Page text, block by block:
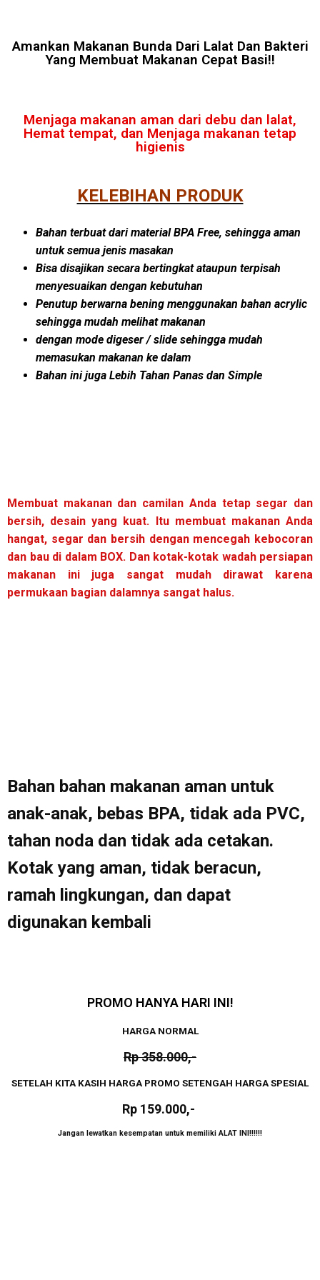
Amankan Makanan Bunda Dari Lalat Dan Bakteri
Yang Membuat Makanan Cepat Basi!!
Menjaga makanan aman dari debu dan lalat,
Hemat tempat, dan Menjaga makanan tetap
higienis
KELEBIHAN PRODUK
Bahan terbuat dari material BPA Free, sehingga aman
untuk semua jenis masakan
Bisa disajikan secara bertingkat ataupun terpisah
menyesuaikan dengan kebutuhan
Penutup berwarna bening menggunakan bahan acrylic
sehingga mudah melihat makanan
dengan mode digeser / slide sehingga mudah
memasukan makanan ke dalam
Bahan ini juga Lebih Tahan Panas dan Simple
Membuat makanan dan camilan Anda tetap segar dan
bersih, desain yang kuat. Itu membuat makanan Anda
hangat, segar dan bersih dengan mencegah kebocoran
dan bau di dalam BOX. Dan kotak-kotak wadah persiapan
makanan ini juga sangat mudah dirawat karena
permukaan bagian dalamnya sangat halus.
Bahan bahan makanan aman untuk
anak-anak, bebas BPA, tidak ada PVC,
tahan noda dan tidak ada cetakan.
Kotak yang aman, tidak beracun,
ramah lingkungan, dan dapat
digunakan kembali
PROMO HANYA HARI INI!
HARGA NORMAL
Rp 358.000,-
SETELAH KITA KASIH HARGA PROMO SETENGAH HARGA SPESIAL
Rp 159.000,-
Jangan lewatkan kesempatan untuk memiliki ALAT INI!!!!!!